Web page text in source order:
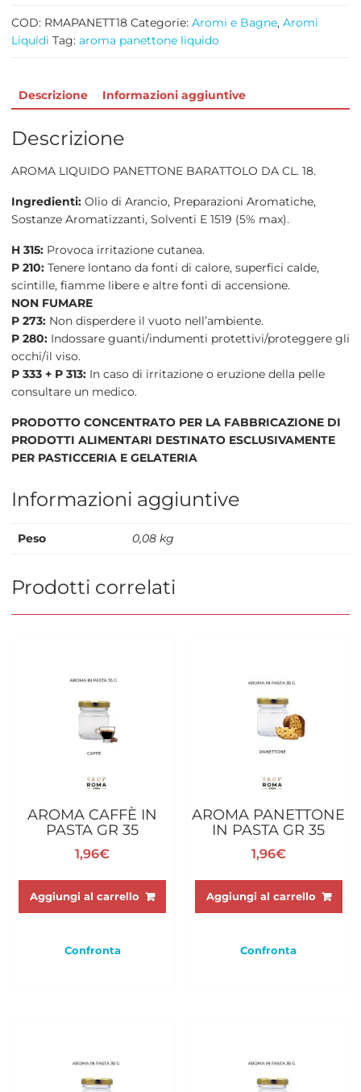
COD: RMAPANETT18 Categorie: Aromi e Bagne, Aromi
Liquidi Tag: aroma panettone liquido
Descrizione Informazioni aggiuntive
Descrizione
AROMA LIQUIDO PANETTONE BARATTOLO DA CL. 18.
Ingredienti:Olio di Arancio, Preparazioni Aromatiche,
Sostanze Aromatizzanti, Solventi E 1519 (5% max).
H 315:Provoca irritazione cutanea.
P 210:Tenere lontano da fonti di calore, superfici calde,
scintille, fiamme libere e altre fonti di accensione.
NON FUMARE
P 273:Non disperdere il vuoto nell’ambiente.
P 280:Indossare guanti/indumenti protettivi/proteggere gli
occhi/il viso.
P 333 + P 313:In caso di irritazione o eruzione della pelle
consultare un medico.
PRODOTTO CONCENTRATO PER LA FABBRICAZIONE DI
PRODOTTI ALIMENTARI DESTINATO ESCLUSIVAMENTE
PER PASTICCERIA E GELATERIA
Informazioni aggiuntive
Peso 0,08 kg
Prodotti correlati
AROMA CAFFÈ IN
PASTA GR 35
1,96€
Aggiungi al carrello
Confronta
AROMA PANETTONE
IN PASTA GR 35
1,96€
Aggiungi al carrello
Confronta